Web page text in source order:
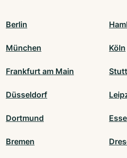
Berlin
München Köln
Frankfurt am Main
Düsseldorf
Dortmund
Bremen